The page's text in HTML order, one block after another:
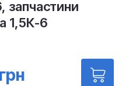
запчастини
1,5К-6
грн